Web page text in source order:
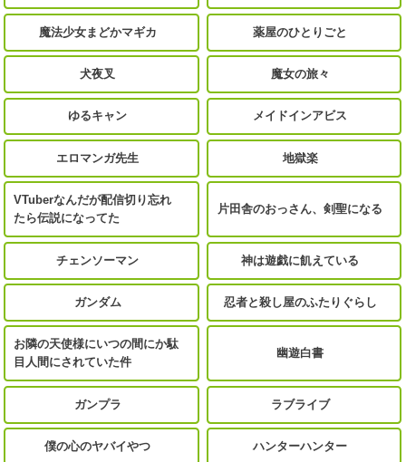
魔法少女まどかマギカ 薬屋のひとりごと
犬夜叉 魔女の旅々
ゆるキャン メイドインアビス
エロマンガ先生 地獄楽
VTuberなんだが配信切り忘れ
たら伝説になってた
片田舎のおっさん、剣聖になる
チェンソーマン 神は遊戯に飢えている
ガンダム 忍者と殺し屋のふたりぐらし
お隣の天使様にいつの間にか駄
目人間にされていた件
幽遊白書
ガンプラ ラブライブ
僕の心のヤバイやつ ハンターハンター